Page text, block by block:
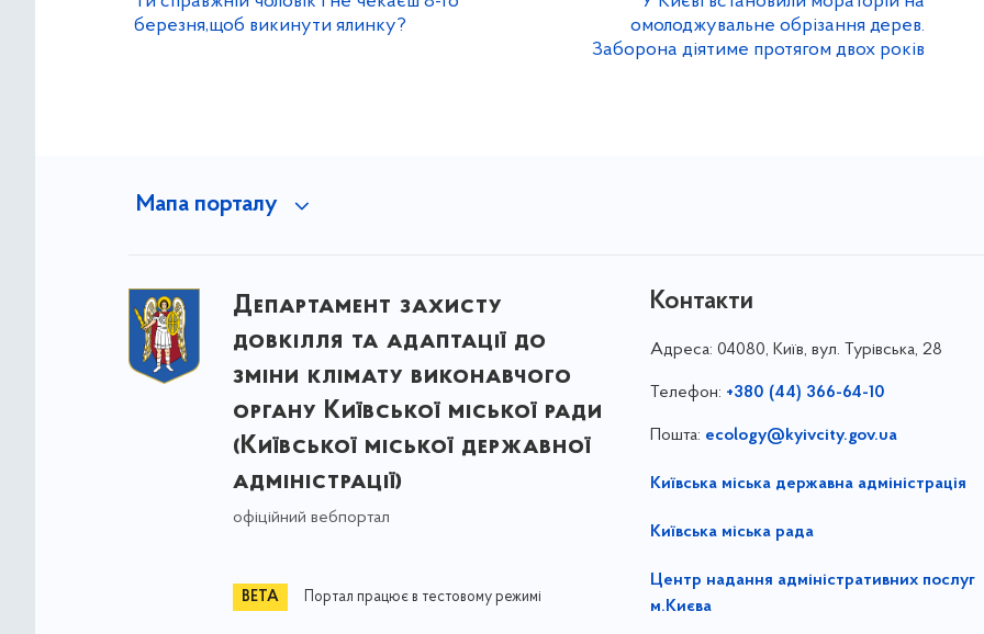
березня,щоб викинути ялинку?
омолоджувальне обрізання дерев.
Заборона діятиме протягом двох років
Мапа порталу
Департамент захисту
довкілля та адаптації до
зміни клімату виконавчого
органу Київської міської ради
(Київської міської державної
адміністрації)
офіційний вебпортал
Портал працює в тестовому режимі
Контакти
Адреса: 04080, Київ, вул. Турівська, 28
Телефон: +380 (44) 366-64-10
Пошта: ecology@kyivcity.gov.ua
Київська міська державна адміністрація
Київська міська рада
Центр надання адміністративних послуг
м.Києва